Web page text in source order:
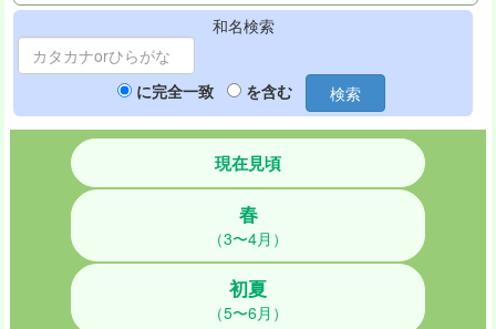
和名検索
に完全一致 を含む 検索
現在見頃
春
（3〜4月）
初夏
（5〜6月）